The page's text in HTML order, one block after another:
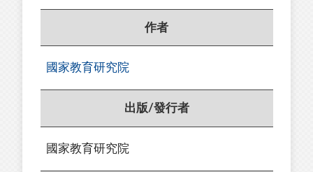
作者
國家教育研究院
出版/發行者
國家教育研究院